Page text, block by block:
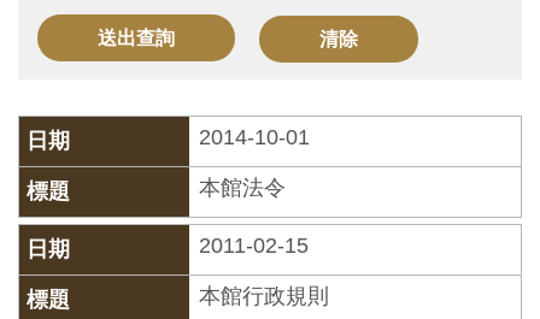
資
訊
展
覽
資
訊
教
2014-10-01
本館法令
2011-02-15
本館行政規則